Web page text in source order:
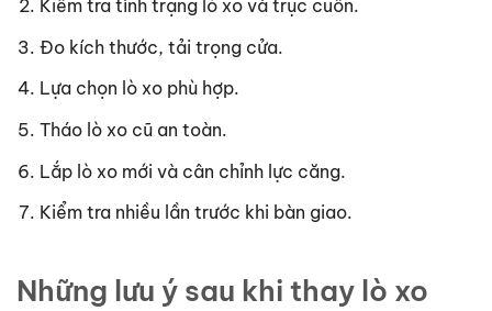
Kiểm tra tình trạng lò xo và trục cuốn.
Đo kích thước, tải trọng cửa.
Lựa chọn lò xo phù hợp.
Tháo lò xo cũ an toàn.
Lắp lò xo mới và cân chỉnh lực căng.
Kiểm tra nhiều lần trước khi bàn giao.
Những lưu ý sau khi thay lò xo